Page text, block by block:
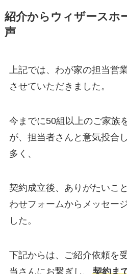
紹介からウィザースホ
声
上記では、わが家の担当営
させていただきました。
今までに50組以上のご家族
が、担当者さんと意気投合
多く、
契約成立後、ありがたいこ
わせフォームからメッセー
した。
下記からは、ご紹介依頼を
当さんにお繋ぎし、 契約ま